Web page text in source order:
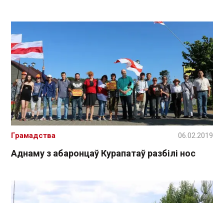
Аднаму з абаронцаў Курапатаў разбілі нос
Грамадства 06.02.2019